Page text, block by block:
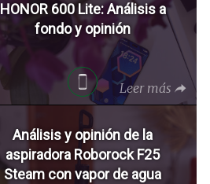
HONOR 600 Lite: Análisis a
fondo y opinión
Leer más
Análisis y opinión de la
aspiradora Roborock F25
Steam con vapor de agua